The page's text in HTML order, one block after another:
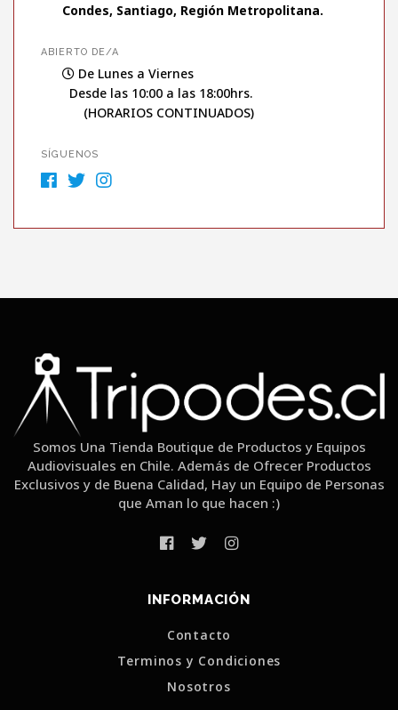
Condes, Santiago, Región Metropolitana.
ABIERTO DE/A
De Lunes a Viernes
Desde las 10:00 a las 18:00hrs.
(HORARIOS CONTINUADOS)
SÍGUENOS
Somos Una Tienda Boutique de Productos y Equipos
Audiovisuales en Chile. Además de Ofrecer Productos
Exclusivos y de Buena Calidad, Hay un Equipo de Personas
que Aman lo que hacen :)
INFORMACIÓN
Contacto
Terminos y Condiciones
Nosotros